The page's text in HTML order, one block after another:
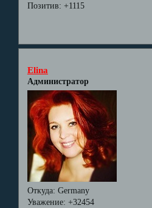
Позитив: +1115
Elina
Администратор
Откуда: Germany
Уважение: +32454